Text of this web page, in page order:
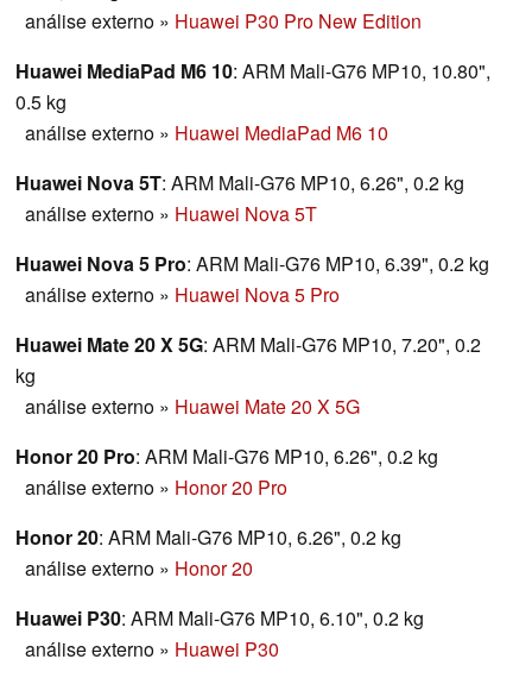
análise externo » Huawei P30 Pro New Edition
Huawei MediaPad M6 10: ARM Mali-G76 MP10, 10.80",
0.5 kg
análise externo » Huawei MediaPad M6 10
Huawei Nova 5T: ARM Mali-G76 MP10, 6.26", 0.2 kg
análise externo » Huawei Nova 5T
Huawei Nova 5 Pro: ARM Mali-G76 MP10, 6.39", 0.2 kg
análise externo » Huawei Nova 5 Pro
Huawei Mate 20 X 5G: ARM Mali-G76 MP10, 7.20", 0.2
kg
análise externo » Huawei Mate 20 X 5G
Honor 20 Pro: ARM Mali-G76 MP10, 6.26", 0.2 kg
análise externo » Honor 20 Pro
Honor 20: ARM Mali-G76 MP10, 6.26", 0.2 kg
análise externo » Honor 20
Huawei P30: ARM Mali-G76 MP10, 6.10", 0.2 kg
análise externo » Huawei P30